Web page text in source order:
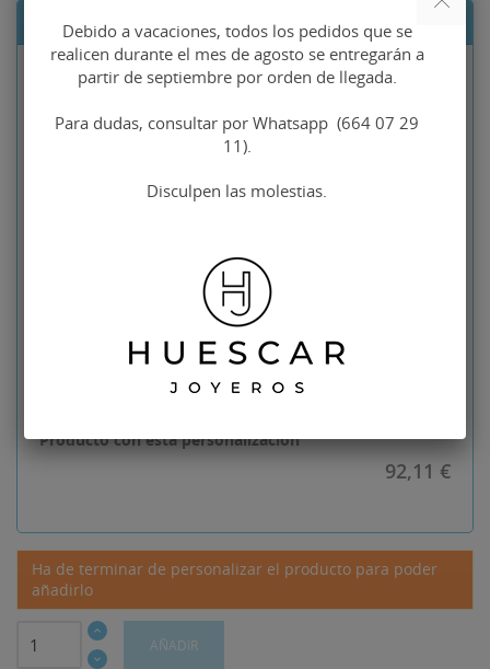
Lista de componentes
Precio base
Gemelos
plata de ley
116,60 €
Tipo de piezas traseras No seleccionado
No seleccionado
Producto con esta personalización
92,11 €
Ha de terminar de personalizar el producto para poder
añadirlo
AÑADIR
Debido a vacaciones, todos los pedidos que se
realicen durante el mes de agosto se entregarán a
partir de septiembre por orden de llegada.
Para dudas, consultar por Whatsapp (664 07 29
11).
Disculpen las molestias.